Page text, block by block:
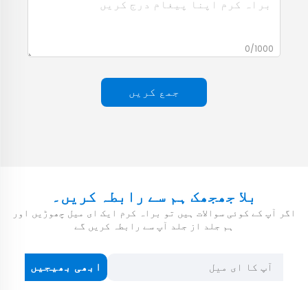
0/1000
جمع کریں
بلا جھجھک ہم سے رابطہ کریں۔
اگر آپ کے کوئی سوالات ہیں تو براہ کرم ایک ای میل چھوڑیں اور
ہم جلد از جلد آپ سے رابطہ کریں گے
ابھی بھیجیں